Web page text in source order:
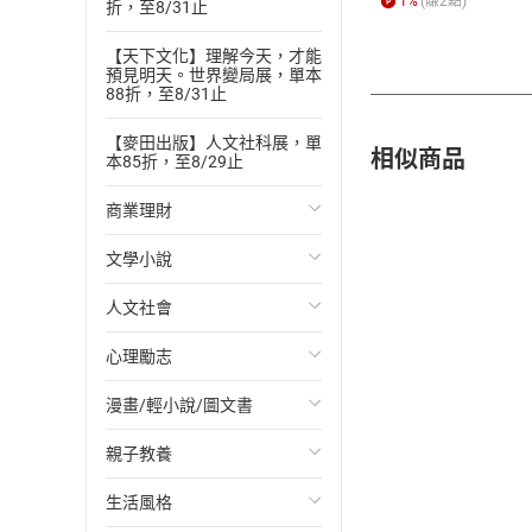
折，至8/31止
【天下文化】理解今天，才能
預見明天。世界變局展，單本
88折，至8/31止
【麥田出版】人文社科展，單
本85折，至8/29止
商業理財
投資理財
經濟/趨勢
財務/金融
管理/領導
職場工作術
成功法
文學小說
歐美文學
日本文學
韓國文學
華文文學
經典文學
人文社會
國際關係
政治
社會科學
台灣/中國歷史
心理勵志
心靈成長/情緒
人際關係
兩性關係
漫畫/輕小說/圖文書
輕小說
奇幻/科幻
親子教養
教育現場
生活風格
相似商品